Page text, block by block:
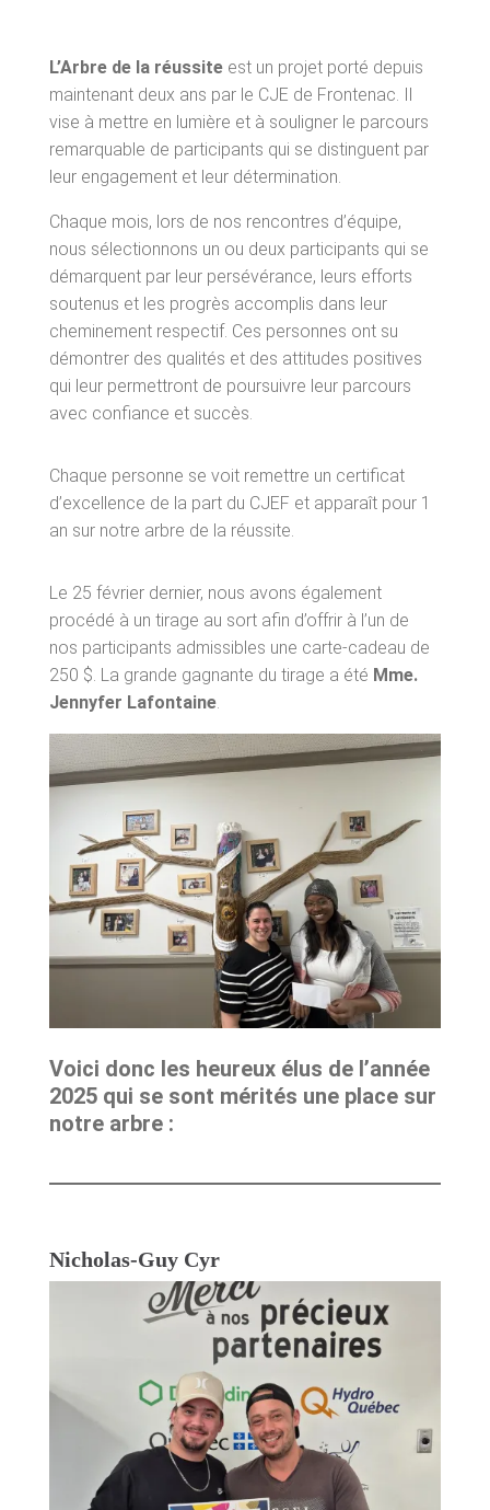
Accompagnement
Partenaires et employeurs
PUBLICATIONS
Blogue
Chroniques
CALENDRIER D’ACTIVITÉS
EMPLOIS
FAIRE UN DON
CONTACTE-NOUS
PROJET(S)
Stratégie ADN Jeunesse
L’Arbre de la réussiteest un projet porté depuis
maintenant deux ans par le CJE de Frontenac. Il
vise à mettre en lumière et à souligner le parcours
remarquable de participants qui se distinguent par
leur engagement et leur détermination.
Chaque mois, lors de nos rencontres d’équipe,
nous sélectionnons un ou deux participants qui se
démarquent par leur persévérance, leurs efforts
soutenus et les progrès accomplis dans leur
cheminement respectif. Ces personnes ont su
démontrer des qualités et des attitudes positives
qui leur permettront de poursuivre leur parcours
avec confiance et succès.
Chaque personne se voit remettre un certificat
d’excellence de la part du CJEF et apparaît pour 1
an sur notre arbre de la réussite.
Le 25 février dernier, nous avons également
procédé à un tirage au sort afin d’offrir à l’un de
nos participants admissibles une carte-cadeau de
250 $. La grande gagnante du tirage a été Mme.
Jennyfer Lafontaine.
Voici donc les heureux élus de l’année
2025 qui se sont mérités une place sur
notre arbre :
Nicholas-Guy Cyr